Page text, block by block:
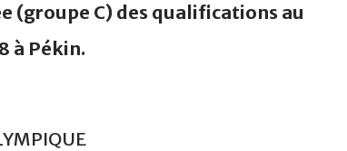
(groupe C) des qualifications au
à Pékin.